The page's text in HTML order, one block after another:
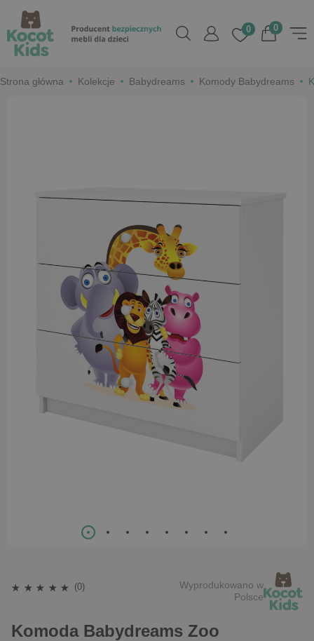
0
0
Strona główna Kolekcje Babydreams Komody Babydreams
(0)
Wyprodukowano w
Polsce
Komoda Babydreams Zoo